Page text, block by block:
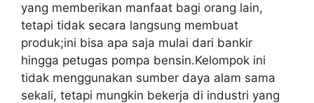
yang memberikan manfaat bagi orang lain,
tetapi tidak secara langsung membuat
produk;ini bisa apa saja mulai dari bankir
hingga petugas pompa bensin.Kelompok ini
tidak menggunakan sumber daya alam sama
sekali, tetapi mungkin bekerja di industri yang